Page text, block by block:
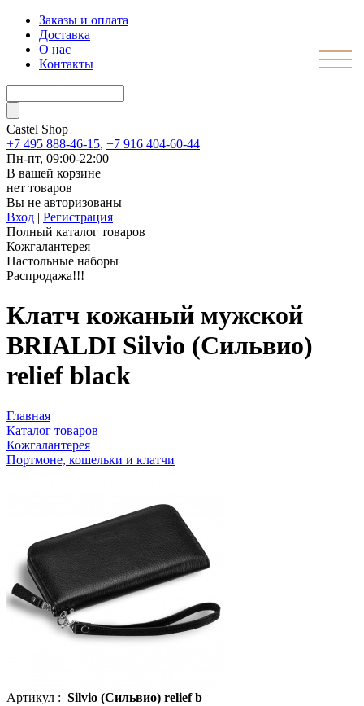
Заказы и оплата
Доставка
О нас
Контакты
Castel Shop
+7 495 888-46-15, +7 916 404-60-44
Пн-пт, 09:00-22:00
В вашей корзине
нет товаров
Вы не авторизованы
Вход | Регистрация
Полный каталог товаров
Кожгалантерея
Настольные наборы
Распродажа!!!
Клатч кожаный мужской
BRIALDI Silvio (Сильвио)
relief black
Главная
Каталог товаров
Кожгалантерея
Портмоне, кошельки и клатчи
Артикул : Silvio (Сильвио) relief b